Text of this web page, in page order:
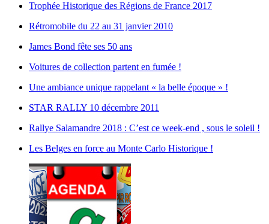
Trophée Historique des Régions de France 2017
Rétromobile du 22 au 31 janvier 2010
James Bond fête ses 50 ans
Voitures de collection partent en fumée !
Une ambiance unique rappelant « la belle époque » !
STAR RALLY 10 décembre 2011
Rallye Salamandre 2018 : C’est ce week-end , sous le soleil !
Les Belges en force au Monte Carlo Historique !